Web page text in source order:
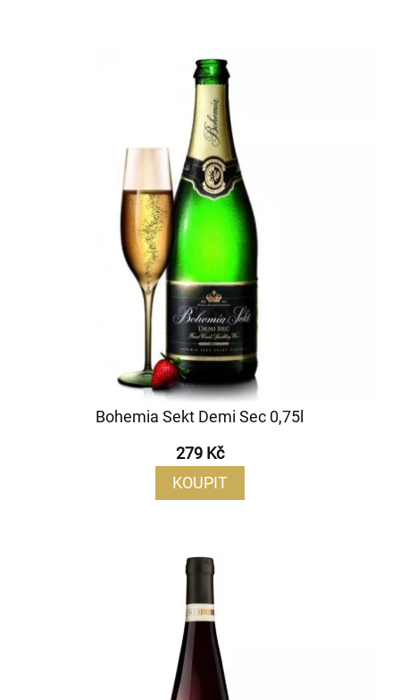
Bohemia Sekt Demi Sec 0,75l
279 Kč
KOUPIT